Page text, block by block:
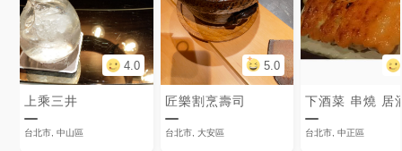
4.0
上乘三井
台北市, 中山區
5.0
匠樂割烹壽司
台北市, 大安區
下酒菜 串燒 居
台北市, 中正區